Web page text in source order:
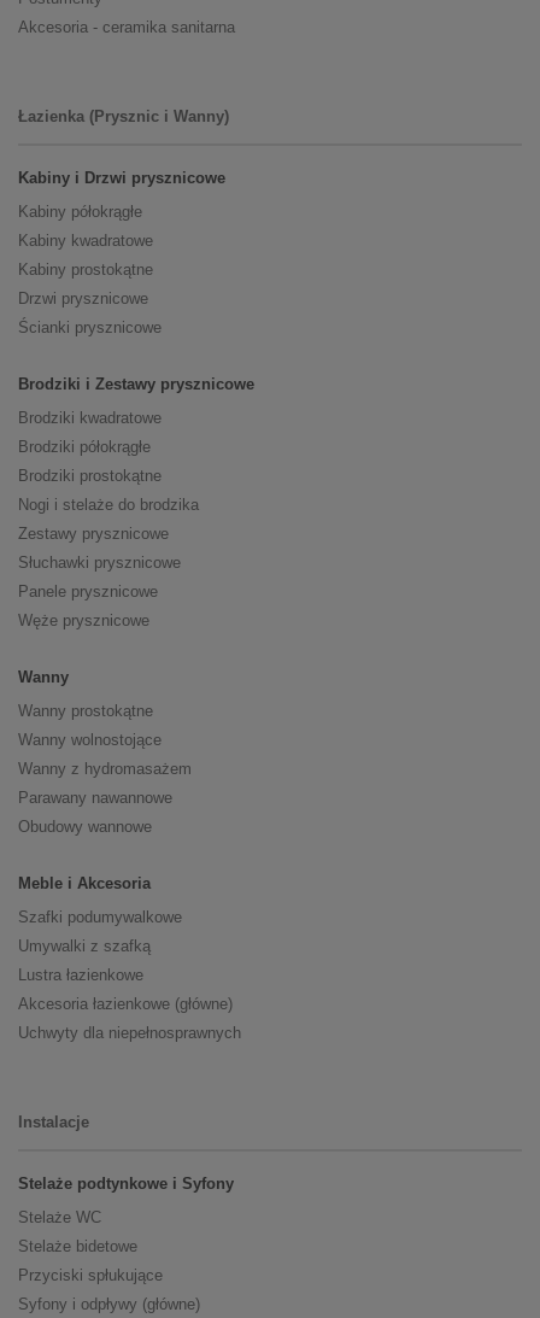
Akcesoria - ceramika sanitarna
Łazienka (Prysznic i Wanny)
Kabiny i Drzwi prysznicowe
Kabiny półokrągłe
Kabiny kwadratowe
Kabiny prostokątne
Drzwi prysznicowe
Ścianki prysznicowe
Brodziki i Zestawy prysznicowe
Brodziki kwadratowe
Brodziki półokrągłe
Brodziki prostokątne
Nogi i stelaże do brodzika
Zestawy prysznicowe
Słuchawki prysznicowe
Panele prysznicowe
Węże prysznicowe
Wanny
Wanny prostokątne
Wanny wolnostojące
Wanny z hydromasażem
Parawany nawannowe
Obudowy wannowe
Meble i Akcesoria
Szafki podumywalkowe
Umywalki z szafką
Lustra łazienkowe
Akcesoria łazienkowe (główne)
Uchwyty dla niepełnosprawnych
Instalacje
Stelaże podtynkowe i Syfony
Stelaże WC
Stelaże bidetowe
Przyciski spłukujące
Syfony i odpływy (główne)